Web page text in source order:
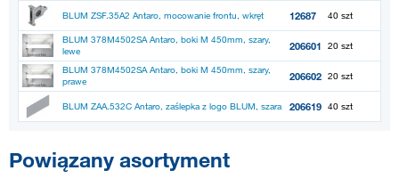
BLUM ZSF.35A2 Antaro, mocowanie frontu, wkręt 12687 40 szt
BLUM 378M4502SA Antaro, boki M 450mm, szary,
lewe
206601 20 szt
BLUM 378M4502SA Antaro, boki M 450mm, szary,
prawe
206602 20 szt
BLUM ZAA.532C Antaro, zaślepka z logo BLUM, szara 206619 40 szt
Powiązany asortyment